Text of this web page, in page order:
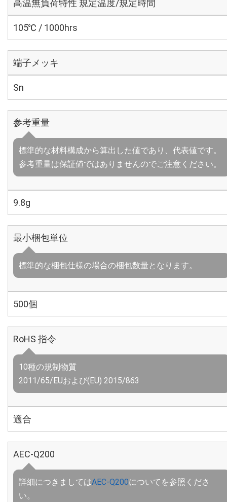
高温無負荷特性 規定温度/規定時間
105℃ / 1000hrs
端子メッキ
Sn
参考重量
標準的な材料構成から算出した値であり、代表値です。
参考重量は保証値ではありませんのでご注意ください。
9.8g
最小梱包単位
標準的な梱包仕様の場合の梱包数量となります。
500個
RoHS 指令
10種の規制物質
2011/65/EUおよび(EU) 2015/863
適合
AEC-Q200
詳細につきましてはAEC-Q200についてを参照くださ
い。